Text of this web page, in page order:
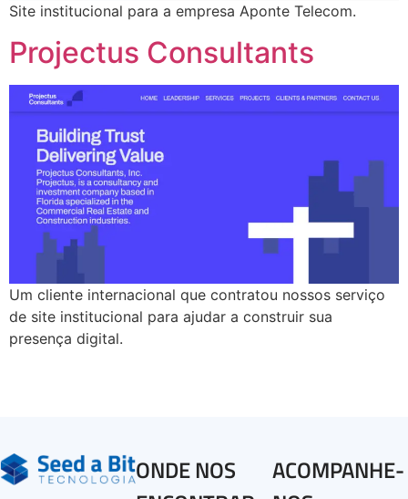
Site institucional para a empresa Aponte Telecom.
Projectus Consultants
Um cliente internacional que contratou nossos serviço
de site institucional para ajudar a construir sua
presença digital.
ONDE NOS
ACOMPANHE-